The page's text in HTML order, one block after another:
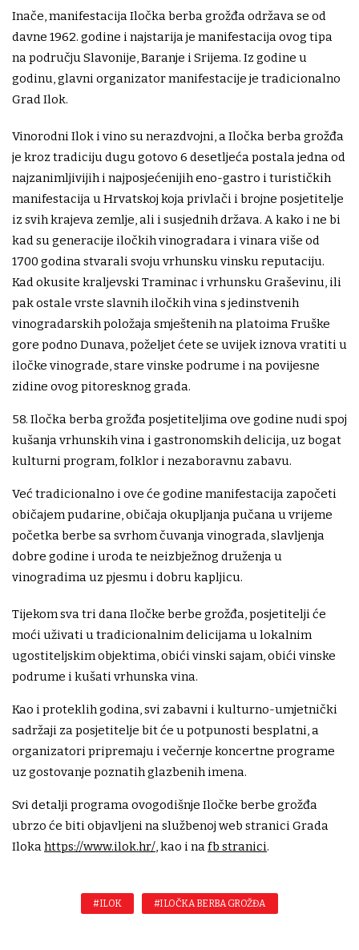
Inače, manifestacija Iločka berba grožđa održava se od
davne 1962. godine i najstarija je manifestacija ovog tipa
na području Slavonije, Baranje i Srijema. Iz godine u
godinu, glavni organizator manifestacije je tradicionalno
Grad Ilok.
Vinorodni Ilok i vino su nerazdvojni, a Iločka berba grožđa
je kroz tradiciju dugu gotovo 6 desetljeća postala jedna od
najzanimljivijih i najposjećenijih eno-gastro i turističkih
manifestacija u Hrvatskoj koja privlači i brojne posjetitelje
iz svih krajeva zemlje, ali i susjednih država. A kako i ne bi
kad su generacije iločkih vinogradara i vinara više od
1700 godina stvarali svoju vrhunsku vinsku reputaciju.
Kad okusite kraljevski Traminac i vrhunsku Graševinu, ili
pak ostale vrste slavnih iločkih vina s jedinstvenih
vinogradarskih položaja smještenih na platoima Fruške
gore podno Dunava, poželjet ćete se uvijek iznova vratiti u
iločke vinograde, stare vinske podrume i na povijesne
zidine ovog pitoresknog grada.
58. Iločka berba grožđa posjetiteljima ove godine nudi spoj
kušanja vrhunskih vina i gastronomskih delicija, uz bogat
kulturni program, folklor i nezaboravnu zabavu.
Već tradicionalno i ove će godine manifestacija započeti
običajem pudarine, običaja okupljanja pučana u vrijeme
početka berbe sa svrhom čuvanja vinograda, slavljenja
dobre godine i uroda te neizbježnog druženja u
vinogradima uz pjesmu i dobru kapljicu.
Tijekom sva tri dana Iločke berbe grožđa, posjetitelji će
moći uživati u tradicionalnim delicijama u lokalnim
ugostiteljskim objektima, obići vinski sajam, obići vinske
podrume i kušati vrhunska vina.
Kao i proteklih godina, svi zabavni i kulturno-umjetnički
sadržaji za posjetitelje bit će u potpunosti besplatni, a
organizatori pripremaju i večernje koncertne programe
uz gostovanje poznatih glazbenih imena.
Svi detalji programa ovogodišnje Iločke berbe grožđa
ubrzo će biti objavljeni na službenoj web stranici Grada
Ilokahttps://www.ilok.hr/, kao i nafb stranici.
#ILOK #ILOČKA BERBA GROŽĐA